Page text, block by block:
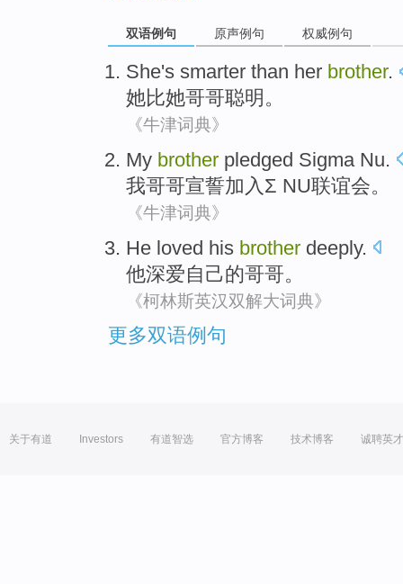
双语例句 原声例句 权威例句
She's smarter than her brother.
她比她哥哥聪明 。
《牛津词典》
My brother pledged Sigma Nu.
我哥哥宣誓加入Σ NU联谊会。
《牛津词典》
He loved his brother deeply.
他深爱自己的哥哥。
《柯林斯英汉双解大词典》
更多双语例句
关于有道 Investors 有道智选 官方博客 技术博客 诚聘英才